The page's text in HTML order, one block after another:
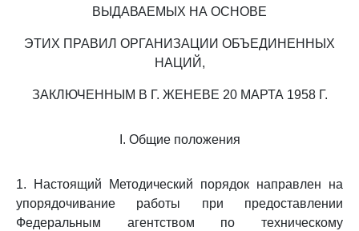
ВЫДАВАЕМЫХ НА ОСНОВЕ
ЭТИХ ПРАВИЛ ОРГАНИЗАЦИИ ОБЪЕДИНЕННЫХ
НАЦИЙ,
ЗАКЛЮЧЕННЫМ В Г. ЖЕНЕВЕ 20 МАРТА 1958 Г.
I. Общие положения
1. Настоящий Методический порядок направлен на
упорядочивание работы при предоставлении
Федеральным агентством по техническому